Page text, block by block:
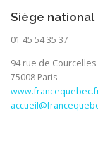
Siège national
01 45 54 35 37
94 rue de Courcelles
75008 Paris